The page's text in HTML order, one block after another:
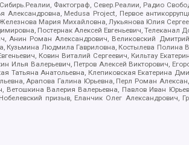
Фактограф, Север.Реалии, Радио
Medusa Project, Первое
Мария Михайловна, Лукьянова Юлия
Постернак Алексей Евгеньевич, Телеканал
Роман Александрович, Великовский
Кузьмина Людмила Гавриловна, Костылева
Ковин Виталий Сергеевич, Кильтау
Илья Валерьевич, Петров Алексей Викторович,
Анатольевна, Клепиковская Екатерина
Арапова Галина Юрьевна, Перл Роман
Валерия Валерьевна, Павлов Иван
призыв, Еланчик Олег Александрович,